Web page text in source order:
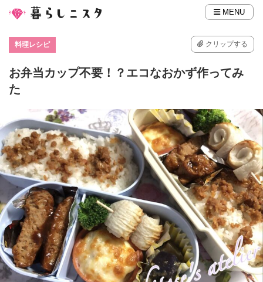
MENU
料理レシピ クリップする
お弁当カップ不要！？エコなおかず作ってみ
た